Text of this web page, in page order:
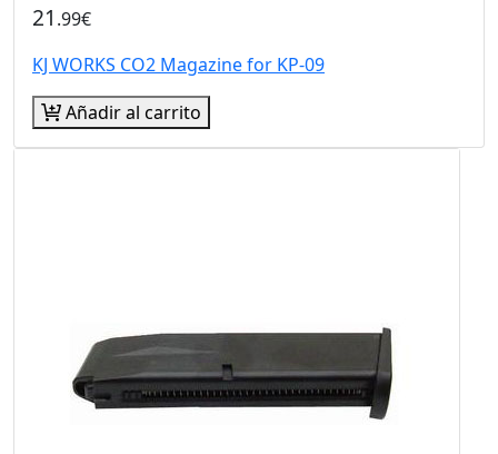
21 .99€
KJ WORKS CO2 Magazine for KP-09
Añadir al carrito